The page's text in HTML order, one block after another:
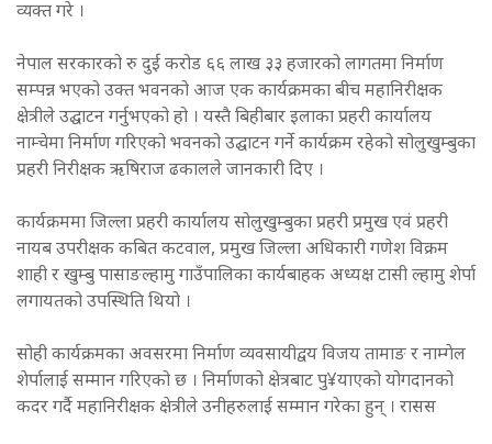
व्यक्त गरे ।
नेपाल सरकारको रु दुई करोड ६६ लाख ३३ हजारको लागतमा निर्माण
सम्पन्न भएको उक्त भवनको आज एक कार्यक्रमका बीच महानिरीक्षक
क्षेत्रीले उद्घाटन गर्नुभएको हो । यस्तै बिहीबार इलाका प्रहरी कार्यालय
नाम्चेमा निर्माण गरिएको भवनको उद्घाटन गर्ने कार्यक्रम रहेको सोलुखुम्बुका
प्रहरी निरीक्षक ऋषिराज ढकालले जानकारी दिए ।
कार्यक्रममा जिल्ला प्रहरी कार्यालय सोलुखुम्बुका प्रहरी प्रमुख एवं प्रहरी
नायब उपरीक्षक कबित कटवाल, प्रमुख जिल्ला अधिकारी गणेश विक्रम
शाही र खुम्बु पासाङल्हामु गाउँपालिका कार्यबाहक अध्यक्ष टासी ल्हामु शेर्पा
लगायतको उपस्थिति थियो ।
सोही कार्यक्रमका अवसरमा निर्माण व्यवसायीद्वय विजय तामाङ र नाम्गेल
शेर्पालाई सम्मान गरिएको छ । निर्माणको क्षेत्रबाट पु¥याएको योगदानको
कदर गर्दै महानिरीक्षक क्षेत्रीले उनीहरुलाई सम्मान गरेका हुन् । रासस